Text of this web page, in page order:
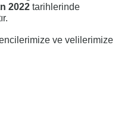
2022 tarihlerinde
ve velilerimize